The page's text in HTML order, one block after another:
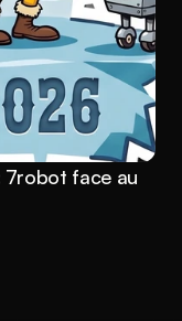
7robot face au